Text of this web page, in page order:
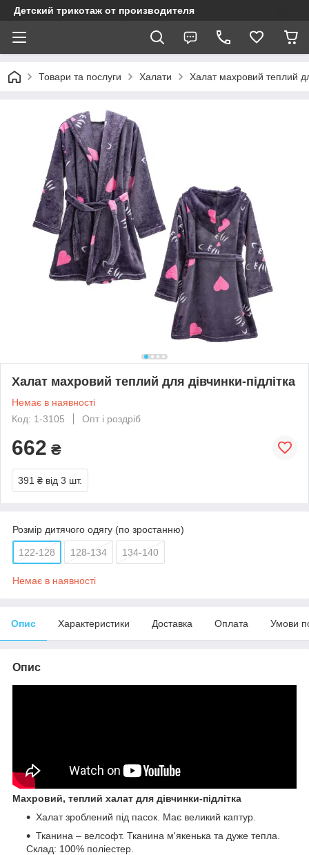
Детский трикотаж от производителя
Товари та послуги Халати Халат махровий теплий
Халат махровий теплий для дівчинки-підлітка
Немає в наявності
Код: 1-3105
Опт і роздріб
662 ₴
391 ₴ від 3 шт.
Розмір дитячого одягу (по зростанню)
122-128 128-134 134-140
Немає в наявності
Опис Характеристики Доставка Оплата Умови
Опис
Махровий, теплий халат для дівчинки-підлітка
Халат зроблений під пасок. Має великий каптур.
Тканина – велсофт. Тканина м'якенька та дуже тепла.
Склад: 100% поліестер.